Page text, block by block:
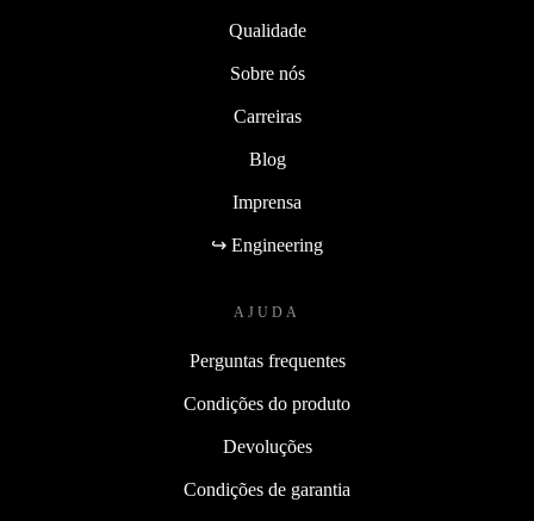
Qualidade
Sobre nós
Carreiras
Blog
Imprensa
↪ Engineering
AJUDA
Perguntas frequentes
Condições do produto
Devoluções
Condições de garantia